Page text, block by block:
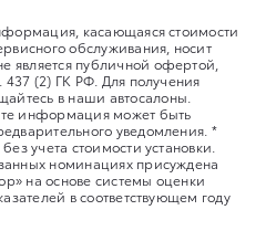
касающаяся стоимости
обслуживания, носит
публичной офертой,
(2) ГК РФ. Для получения
в наши автосалоны.
информация может быть
уведомления. *
учета стоимости установки.
номинациях присуждена
на основе системы оценки
в соответствующем году